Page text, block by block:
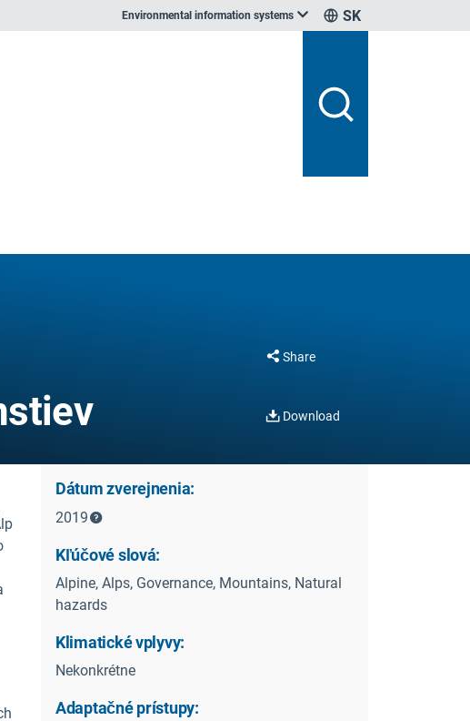
Environmental information systems SK
Share
Download
Dátum zverejnenia:
2019
Kľúčové slová:
Alpine, Alps, Governance, Mountains, Natural
hazards
Klimatické vplyvy:
Nekonkrétne
Adaptačné prístupy: